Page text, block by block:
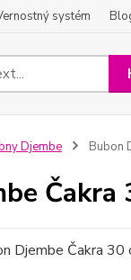
systém
Djembe Bubon
Čakra